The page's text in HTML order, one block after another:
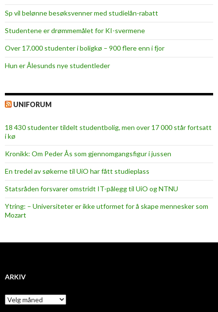
Sp vil belønne besøksvenner med studielån-rabatt
Studentene er drømmemålet for KI-svermene
Over 17.000 studenter i boligkø – 900 flere enn i fjor
Hun er Ålesunds nye studentleder
UNIFORUM
18 430 studenter tildelt studentbolig, men over 17 000 står fortsatt
i kø
Kronikk: Om Peder Ås som gjennomgangsfigur i jussen
En tredel av søkerne til UiO har fått studieplass
Statsråden forsvarer omstridt IT-pålegg til UiO og NTNU
Ytring: – Universiteter er ikke utformet for å skape mennesker som
Mozart
ARKIV
A
r